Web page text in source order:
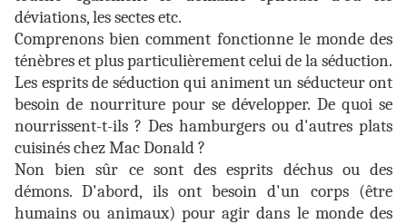
déviations, les sectes etc.
Comprenons bien comment fonctionne le monde des
ténèbres et plus particulièrement celui de la séduction.
Les esprits de séduction qui animent un séducteur ont
besoin de nourriture pour se développer. De quoi se
nourrissent-t-ils ? Des hamburgers ou d'autres plats
cuisinés chez Mac Donald ?
Non bien sûr ce sont des esprits déchus ou des
démons. D'abord, ils ont besoin d'un corps (être
humains ou animaux) pour agir dans le monde des